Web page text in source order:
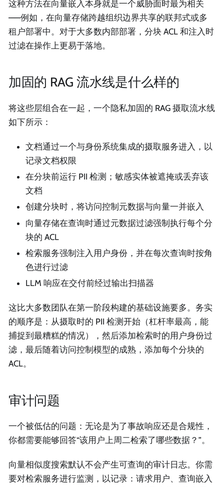
这种方法在向量嵌入本身就是一个威胁面时最为相关
——例如，在向量存储跨越组织边界共享的联邦式或多
租户部署中。对于大多数内部部署，分块 ACL 和注入时
过滤在操作上更易于落地。
加固的 RAG 流水线是什么样的
将这些层组合在一起，一个隐私加固的 RAG 摄取流水线
如下所示：
文档通过一个与身份系统集成的摄取服务进入，以
记录文档权限
在分块前运行 PII 检测；敏感实体被遮掩或丢弃该
文档
创建分块时，将访问控制元数据与向量一并嵌入
向量存储在查询时通过元数据过滤强制执行每个分
块的 ACL
检索服务强制注入用户身份，并在每次查询时按角
色进行过滤
LLM 响应在交付前经过输出扫描器
这比大多数团队在第一阶段构建的基础设施要多。务实
的顺序是：从摄取时的 PII 检测开始（杠杆率最高，能
捕捉到最糟糕的情况），然后添加检索时的用户身份过
滤，最后随着访问控制模型的成熟，添加每个分块的
ACL。
审计问题
一个被低估的问题：无论是为了事故响应还是合规性，
你都需要能够回答“该用户上周二检索了哪些数据？”。
向量相似度搜索默认不会产生可查询的审计日志。你需
要对检索服务进行监测，以记录：请求用户、查询嵌入